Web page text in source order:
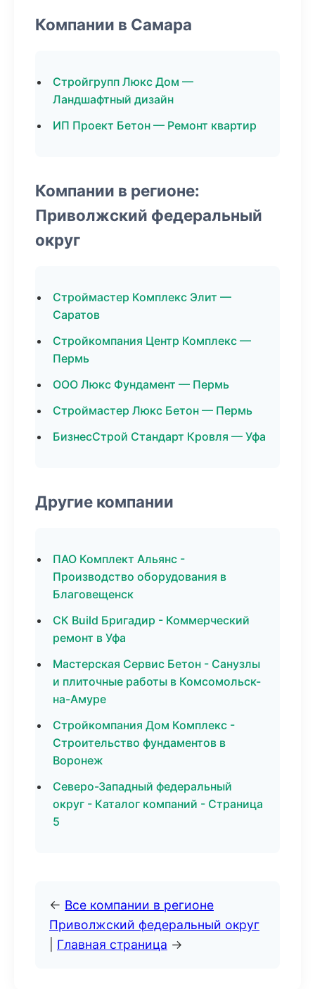
Компании в Самара
Стройгрупп Люкс Дом —
Ландшафтный дизайн
ИП Проект Бетон — Ремонт квартир
Компании в регионе:
Приволжский федеральный
округ
Строймастер Комплекс Элит —
Саратов
Стройкомпания Центр Комплекс —
Пермь
ООО Люкс Фундамент — Пермь
Строймастер Люкс Бетон — Пермь
БизнесСтрой Стандарт Кровля — Уфа
Другие компании
ПАО Комплект Альянс -
Производство оборудования в
Благовещенск
СК Build Бригадир - Коммерческий
ремонт в Уфа
Мастерская Сервис Бетон - Санузлы
и плиточные работы в Комсомольск-
на-Амуре
Стройкомпания Дом Комплекс -
Строительство фундаментов в
Воронеж
Северо-Западный федеральный
округ - Каталог компаний - Страница
5
← Все компании в регионе
Приволжский федеральный округ
Главная страница →